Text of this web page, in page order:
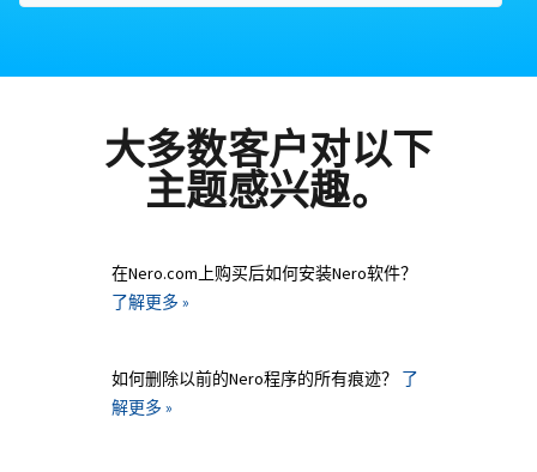
大多数客户对以下
主题感兴趣。
在Nero.com上购买后如何安装Nero软件？
了解更多 »
如何删除以前的Nero程序的所有痕迹？
了
解更多 »